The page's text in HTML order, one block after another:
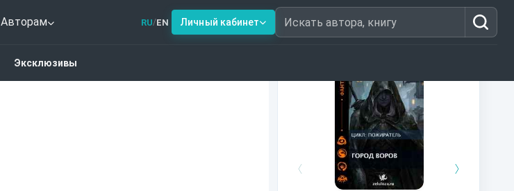
Авторам RU/EN Личный кабинет Искать автора, книгу
Эксклюзивы
Книги из топ-100